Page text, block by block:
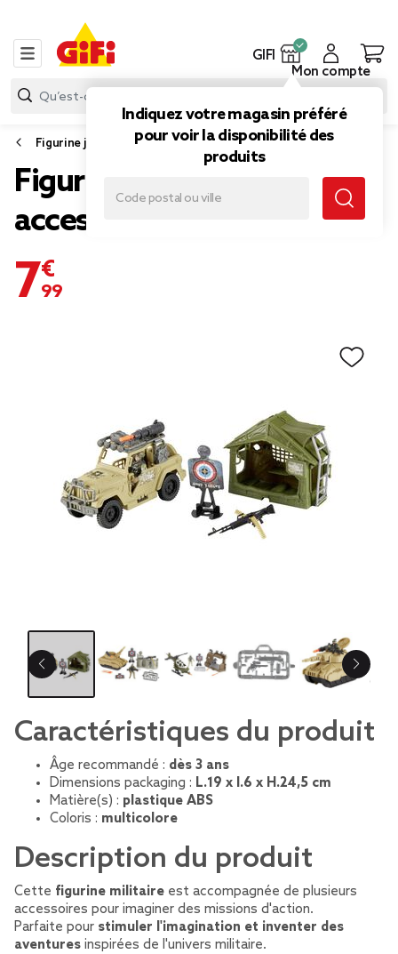
GIFI
Indiquez votre magasin préféré
pour voir la disponibilité des
produits
Mon compte
Figurine jouet
Figurine militaire avec
accessoires (3 modèles)
7,99 €
Caractéristiques du produit
Âge recommandé : dès 3 ans
Dimensions packaging : L.19 x l.6 x H.24,5 cm
Matière(s) : plastique ABS
Coloris : multicolore
Description du produit
Cette figurine militaire est accompagnée de plusieurs
accessoires pour imaginer des missions d'action.
Parfaite pour stimuler l'imagination et inventer des
aventures inspirées de l'univers militaire.